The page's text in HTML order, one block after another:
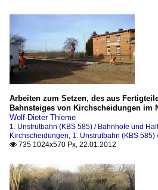
Arbeiten zum Setzen, des aus
Bahnsteiges von Kirchscheidungen im
Wolf-Dieter Thieme
1. Unstrutbahn (KBS 585) / Bahnhöfe und
Kirchscheidungen, 1. Unstrutbahn (KBS 585)
 735 1024x570 Px, 22.01.2012